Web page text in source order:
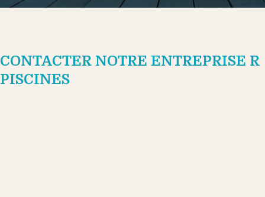
CONTACTER NOTRE ENTREPRISE R
PISCINES